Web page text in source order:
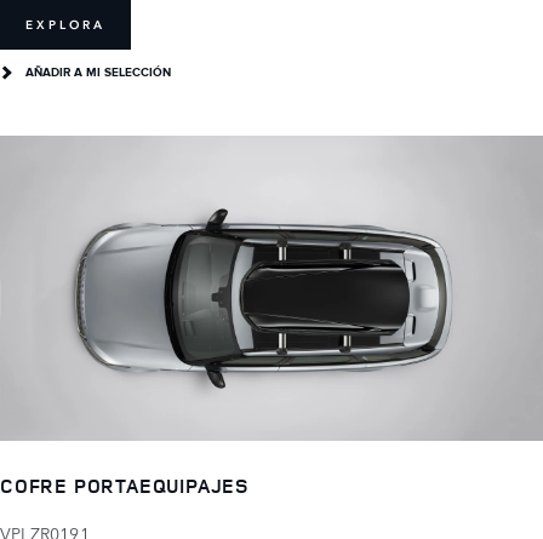
EXPLORA
AÑADIR A MI SELECCIÓN
COFRE PORTAEQUIPAJES
VPLZR0191